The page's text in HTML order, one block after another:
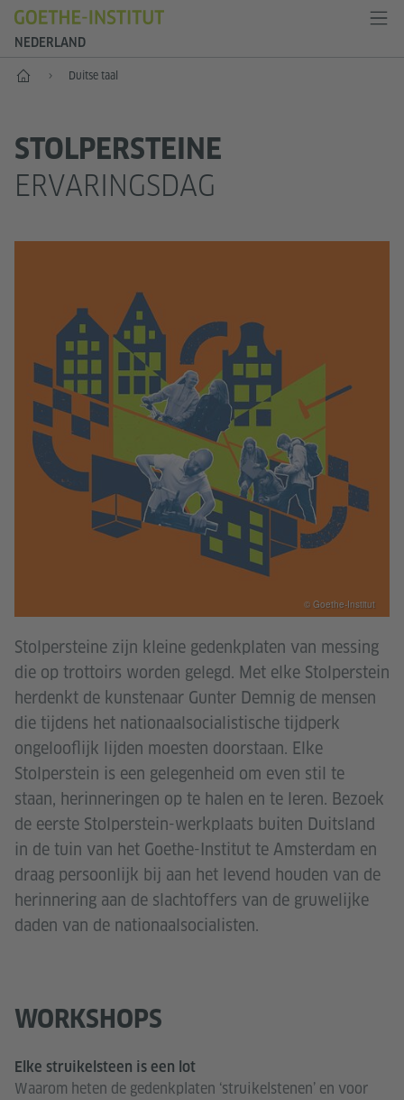
NEDERLAND
Goethe-Institut Niederlande
Duitse taal
STOLPERSTEINE
ERVARINGSDAG
© Goethe-Institut
Stolpersteine zijn kleine gedenkplaten van messing
die op trottoirs worden gelegd. Met elke Stolperstein
herdenkt de kunstenaar Gunter Demnig de mensen
die tijdens het nationaalsocialistische tijdperk
ongelooflijk lijden moesten doorstaan. Elke
Stolperstein is een gelegenheid om even stil te
staan, herinneringen op te halen en te leren. Bezoek
de eerste Stolperstein-werkplaats buiten Duitsland
in de tuin van het Goethe-Institut te Amsterdam en
draag persoonlijk bij aan het levend houden van de
herinnering aan de slachtoffers van de gruwelijke
daden van de nationaalsocialisten.
WORKSHOPS
Elke struikelsteen is een lot
Waarom heten de gedenkplaten ‘struikelstenen’ en voor